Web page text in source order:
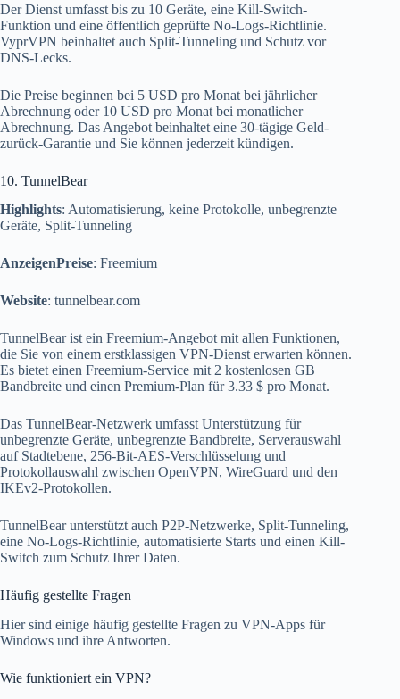
Der Dienst umfasst bis zu 10 Geräte, eine Kill-Switch-
Funktion und eine öffentlich geprüfte No-Logs-Richtlinie.
VyprVPN beinhaltet auch Split-Tunneling und Schutz vor
DNS-Lecks.
Die Preise beginnen bei 5 USD pro Monat bei jährlicher
Abrechnung oder 10 USD pro Monat bei monatlicher
Abrechnung. Das Angebot beinhaltet eine 30-tägige Geld-
zurück-Garantie und Sie können jederzeit kündigen.
10. TunnelBear
Highlights: Automatisierung, keine Protokolle, unbegrenzte
Geräte, Split-Tunneling
AnzeigenPreise: Freemium
Website: tunnelbear.com
TunnelBear ist ein Freemium-Angebot mit allen Funktionen,
die Sie von einem erstklassigen VPN-Dienst erwarten können.
Es bietet einen Freemium-Service mit 2 kostenlosen GB
Bandbreite und einen Premium-Plan für 3.33 $ pro Monat.
Das TunnelBear-Netzwerk umfasst Unterstützung für
unbegrenzte Geräte, unbegrenzte Bandbreite, Serverauswahl
auf Stadtebene, 256-Bit-AES-Verschlüsselung und
Protokollauswahl zwischen OpenVPN, WireGuard und den
IKEv2-Protokollen.
TunnelBear unterstützt auch P2P-Netzwerke, Split-Tunneling,
eine No-Logs-Richtlinie, automatisierte Starts und einen Kill-
Switch zum Schutz Ihrer Daten.
Häufig gestellte Fragen
Hier sind einige häufig gestellte Fragen zu VPN-Apps für
Windows und ihre Antworten.
Wie funktioniert ein VPN?